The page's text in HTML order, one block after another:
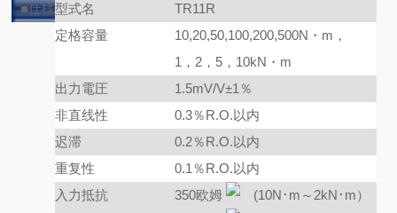
■仕様型式名
TR11R
定格容量
10,20,50,100,200,500N・m，
1，2，5，10kN・m
出力電圧
1.5mV/V±1％
非直线性
0.3％R.O.以内
迟滞
0.2％R.O.以内
重复性
0.1％R.O.以内
入力抵抗
350欧姆
(10N･m～2kN･m）